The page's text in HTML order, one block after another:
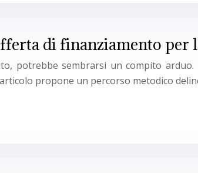
di finanziamento per
potrebbe sembrarsi un compito
propone un percorso metodico